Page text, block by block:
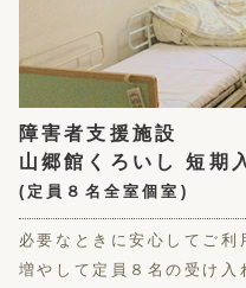
障害者支援施設
山郷館くろいし 短期
(定員８名全室個室)
必要なときに安心してご
増やして定員８名の受け入